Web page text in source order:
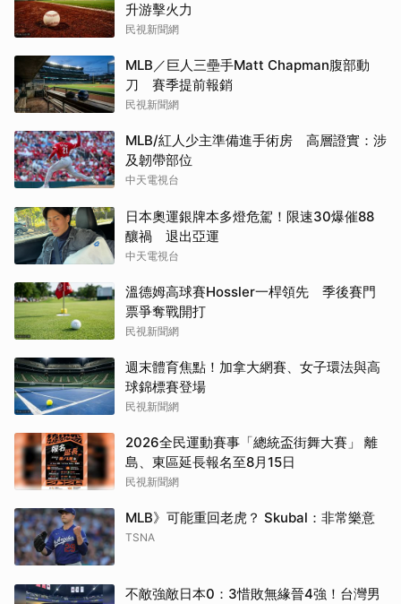
升游擊火力
民視新聞網
MLB／巨人三壘手Matt Chapman腹部動
刀 賽季提前報銷
民視新聞網
MLB/紅人少主準備進手術房 高層證實：涉
及韌帶部位
中天電視台
日本奧運銀牌本多燈危駕！限速30爆催88
釀禍 退出亞運
中天電視台
溫德姆高球賽Hossler一桿領先 季後賽門
票爭奪戰開打
民視新聞網
週末體育焦點！加拿大網賽、女子環法與高
球錦標賽登場
民視新聞網
2026全民運動賽事「總統盃街舞大賽」 離
島、東區延長報名至8月15日
民視新聞網
MLB》可能重回老虎？ Skubal：非常樂意
TSNA
不敵強敵日本0：3惜敗無緣晉4強！台灣男